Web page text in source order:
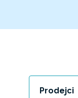
Prodejci